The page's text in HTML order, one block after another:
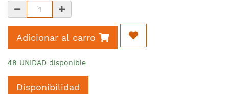
Adicionar al carro
48 UNIDAD disponible
Disponibilidad